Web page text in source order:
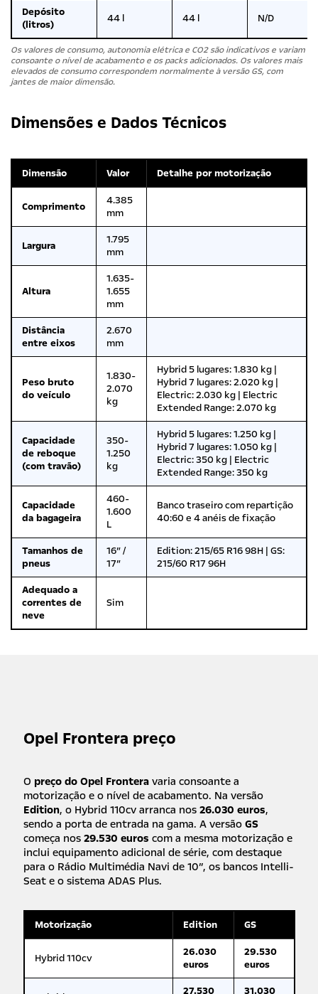
Depósito
(litros)
44 l 44 l N/D
Os valores de consumo, autonomia elétrica e CO2 são indicativos e variam
consoante o nível de acabamento e os packs adicionados. Os valores mais
elevados de consumo correspondem normalmente à versão GS, com
jantes de maior dimensão.
Dimensões e Dados Técnicos
Dimensão Valor Detalhe por motorização
Comprimento
4.385
mm
Largura
1.795
mm
Altura
1.635-
1.655
mm
Distância
entre eixos
2.670
mm
Peso bruto
do veículo
1.830-
2.070
kg
Hybrid 5 lugares: 1.830 kg |
Hybrid 7 lugares: 2.020 kg |
Electric: 2.030 kg | Electric
Extended Range: 2.070 kg
Capacidade
de reboque
(com travão)
350-
1.250
kg
Hybrid 5 lugares: 1.250 kg |
Hybrid 7 lugares: 1.050 kg |
Electric: 350 kg | Electric
Extended Range: 350 kg
Capacidade
da bagageira
460-
1.600
L
Banco traseiro com repartição
40:60 e 4 anéis de fixação
Tamanhos de
pneus
16″ /
17″
Edition: 215/65 R16 98H | GS:
215/60 R17 96H
Adequado a
correntes de
neve
Sim
Opel Frontera preço
O preço do Opel Fronteravaria consoante a
motorização e o nível de acabamento. Na versão
Edition, o Hybrid 110cv arranca nos 26.030 euros,
sendo a porta de entrada na gama. A versão GS
começa nos 29.530 euros com a mesma motorização e
inclui equipamento adicional de série, com destaque
para o Rádio Multimédia Navi de 10″, os bancos Intelli-
Seat e o sistema ADAS Plus.
Motorização Edition GS
Hybrid 110cv
26.030
euros
29.530
euros
27.530 31.030